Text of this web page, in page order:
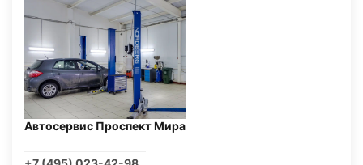
Автосервис Проспект Мира